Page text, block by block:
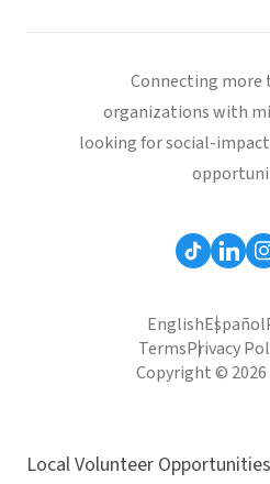
Connecting more
organizations with
looking for social-
EnglishEspañol
TermsPrivacy
Copyright ©
Local Volunteer Opportunities